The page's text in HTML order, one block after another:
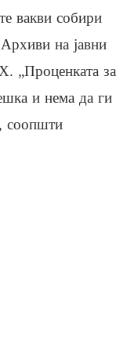
вакви собири
Архиви на јавни
„Проценката за
и нема да ги
соопшти